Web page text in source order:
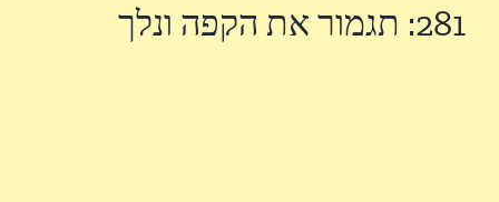
281: תגמור את הקפה ונלך